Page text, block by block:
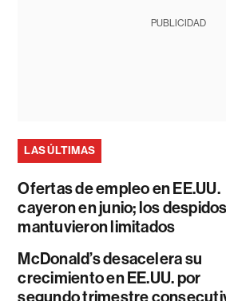
PUBLICIDAD
LAS ÚLTIMAS
Ofertas de empleo en EE.UU.
cayeron en junio; los
mantuvieron limitados
McDonald’s desacelera su
crecimiento en EE.UU. por